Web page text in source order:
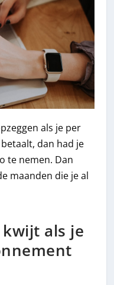
als je per
dan had je
te nemen. Dan
maanden die je al
als je